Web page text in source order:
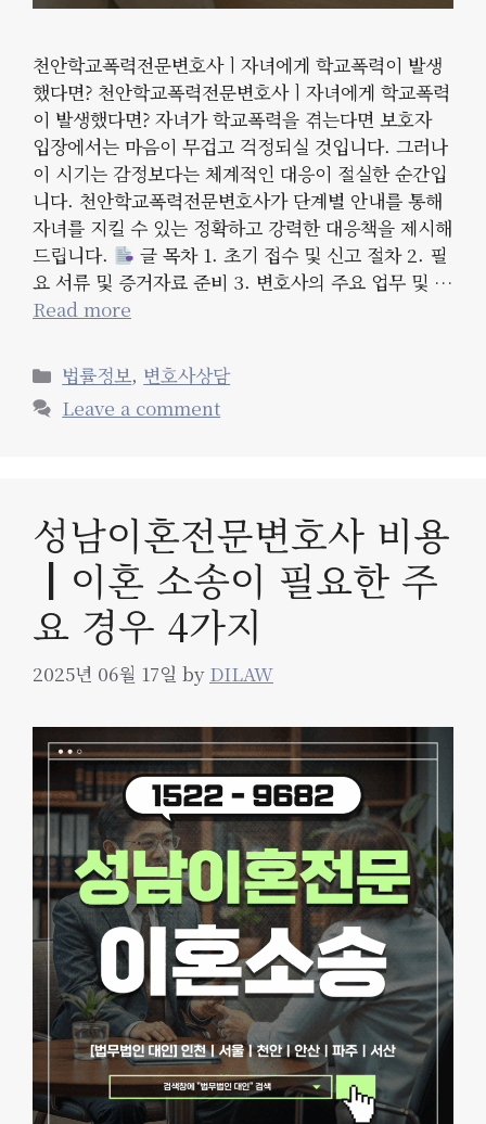
천안학교폭력전문변호사ㅣ자녀에게 학교폭력이 발생
했다면? 천안학교폭력전문변호사ㅣ자녀에게 학교폭력
이 발생했다면? 자녀가 학교폭력을 겪는다면 보호자
입장에서는 마음이 무겁고 걱정되실 것입니다. 그러나
이 시기는 감정보다는 체계적인 대응이 절실한 순간입
니다. 천안학교폭력전문변호사가 단계별 안내를 통해
자녀를 지킬 수 있는 정확하고 강력한 대응책을 제시해
드립니다.
글 목차 1. 초기 접수 및 신고 절차 2. 필
요 서류 및 증거자료 준비 3. 변호사의 주요 업무 및 …
Read more
Categories
법률정보, 변호사상담
Leave a comment
성남이혼전문변호사 비용
┃이혼 소송이 필요한 주
요 경우 4가지
2025년 06월 17일 by DILAW